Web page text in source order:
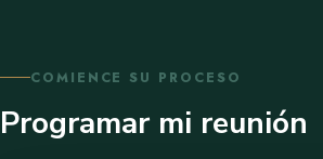
COMIENCE SU PROCESO
Programar mi reunión